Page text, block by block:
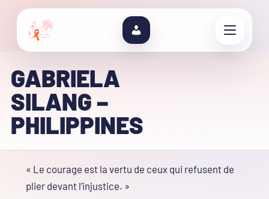
GABRIELA
SILANG –
PHILIPPINES
« Le courage est la vertu de ceux qui refusent de
plier devant l’injustice. »